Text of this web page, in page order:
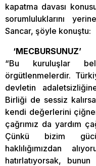
kapatma davası
sorumluluklarını
Sancar, şöyle konuştu:
‘MECBURSUNUZ’
“Bu kuruluşlar
örgütlenmelerdir.
devletin
Birliği de sessiz
kendi değerlerini
çağrımız da yardım
Çünkü bizim
haklılığımızdan
hatırlatıyorsak,